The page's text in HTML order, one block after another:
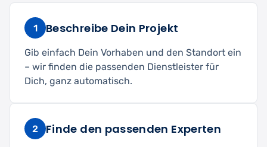
1 Beschreibe Dein Projekt
Gib einfach Dein Vorhaben und den Standort ein
– wir finden die passenden Dienstleister für
Dich, ganz automatisch.
2 Finde den passenden Experten